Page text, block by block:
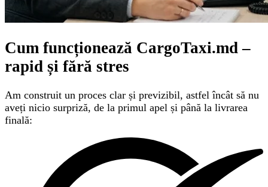
Cum funcționează CargoTaxi.md –
rapid și fără stres
Am construit un proces clar și previzibil, astfel încât să nu
aveți nicio surpriză, de la primul apel și până la livrarea
finală: